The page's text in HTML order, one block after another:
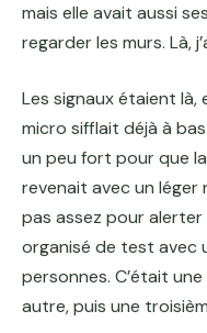
mais elle avait aussi
regarder les murs. Là,
Les signaux étaient là,
micro sifflait déjà à
un peu fort pour que
revenait avec un
pas assez pour alerter
organisé de test avec
personnes. C’était
autre, puis une